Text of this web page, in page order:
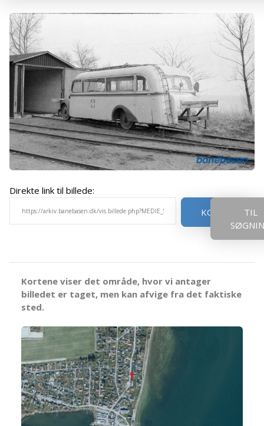
Direkte link til billede:
KOPIER
TIL
Kortene viser det område, hvor vi antager
billedet er taget, men kan afvige fra det faktiske
sted.